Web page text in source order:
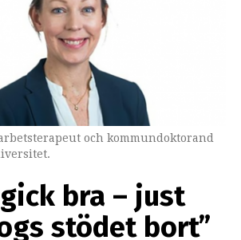
och kommundoktorand
bra – just
stödet bort”